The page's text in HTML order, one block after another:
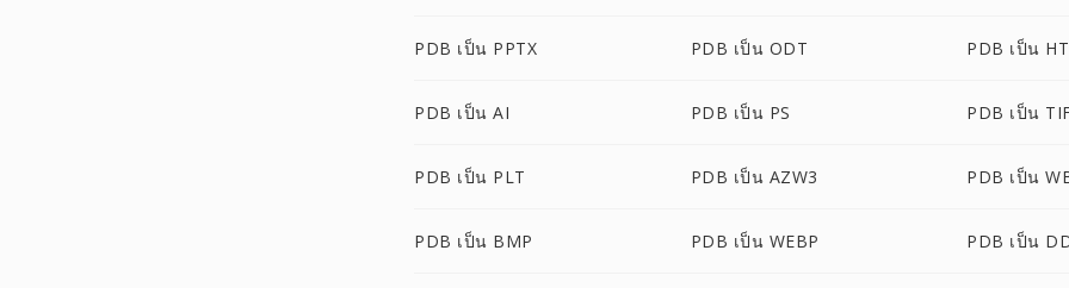
PDB เป็น PPTX PDB เป็น ODT PDB เป็น
PDB เป็น AI PDB เป็น PS PDB เป็น
PDB เป็น PLT PDB เป็น AZW3 PDB เป็น
PDB เป็น BMP PDB เป็น WEBP PDB เป็น